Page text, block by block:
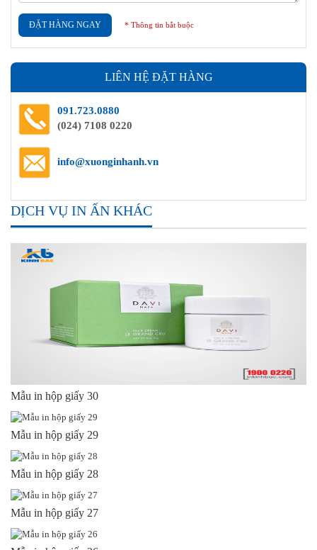
ĐẶT HÀNG NGAY * Thông tin bắt buộc
LIÊN HỆ ĐẶT HÀNG
091.723.0880
(024) 7108 0220
info@xuonginhanh.vn
DỊCH VỤ IN ẤN KHÁC
Mẫu in hộp giấy 30
Mẫu in hộp giấy 29
Mẫu in hộp giấy 28
Mẫu in hộp giấy 27